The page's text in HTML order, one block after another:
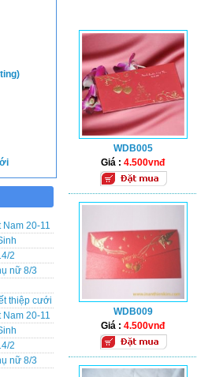
thiệp cưới
20-11
2
nữ 8/3
thiệp cưới
Nam 20-11
2
nữ 8/3
WDB005
Giá :4.500vnđ
WDB009
Giá :4.500vnđ